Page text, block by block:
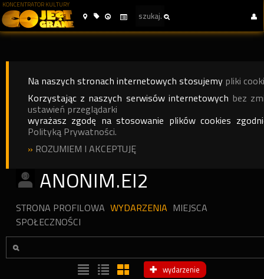
KONCENTRATOR KULTURY
Na naszych stronach internetowych stosujemy pliki
Korzystając z naszych serwisów internetowych bez
ustawień przeglądarki
wyrażasz zgodę na stosowanie plików cookies
Polityką Prywatności.
» ROZUMIEM I AKCEPTUJĘ
ANONIM.EI2
STRONA PROFILOWA WYDARZENIA MIEJSCA
SPOŁECZNOŚCI
wydarzenie